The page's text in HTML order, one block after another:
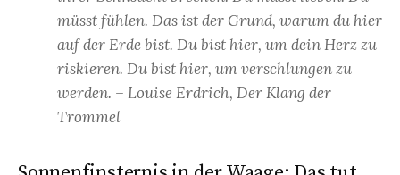
müsst fühlen. Das ist der Grund, warum du hier
auf der Erde bist. Du bist hier, um dein Herz zu
riskieren. Du bist hier, um verschlungen zu
werden. – Louise Erdrich, Der Klang der
Trommel